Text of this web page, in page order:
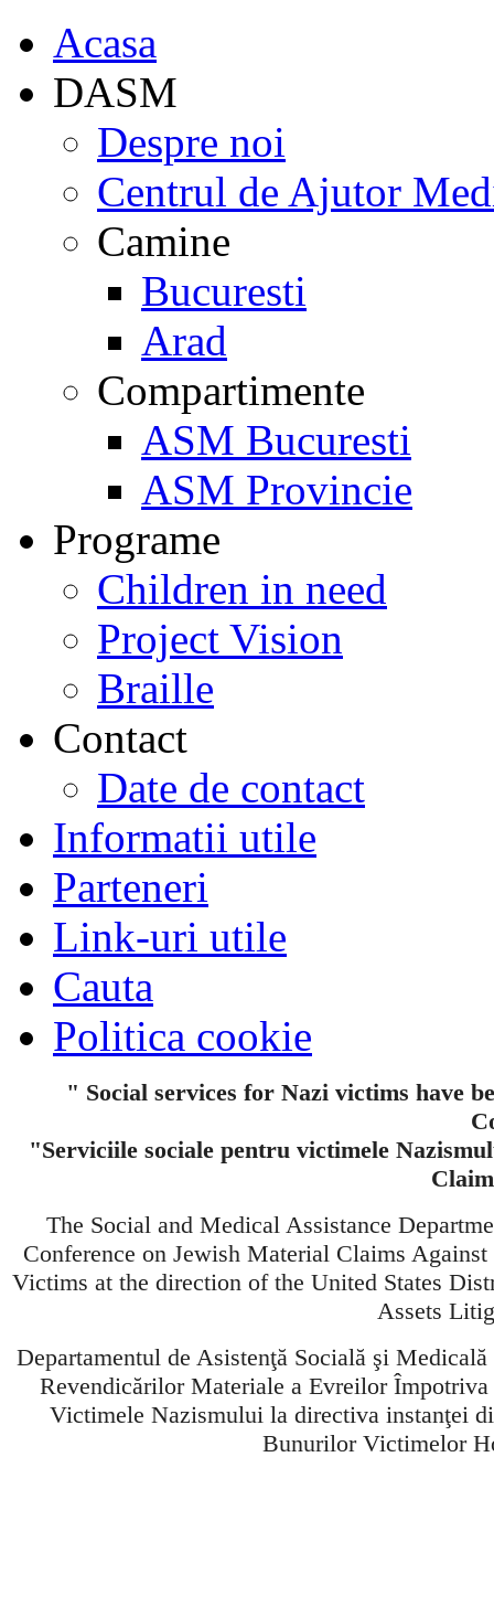
Acasa
DASM
Despre noi
Centrul de Ajutor
Camine
Bucuresti
Arad
Compartimente
ASM Bucuresti
ASM Provincie
Programe
Children in need
Project Vision
Braille
Contact
Date de contact
Informatii utile
Parteneri
Link-uri utile
Cauta
Politica cookie
" Social services for Nazi victims have
"Serviciile sociale pentru victimele
The Social and Medical Assistance
Conference on Jewish Material Claims
Victims at the direction of the United States
Assets
Departamentul de Asistenţă Socială şi
Revendicărilor Materiale a Evreilor
Victimele Nazismului la directiva instanţei
Bunurilor Victimelor